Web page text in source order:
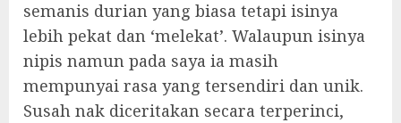
semanis durian yang biasa tetapi isinya
lebih pekat dan ‘melekat’. Walaupun isinya
nipis namun pada saya ia masih
mempunyai rasa yang tersendiri dan unik.
Susah nak diceritakan secara terperinci,